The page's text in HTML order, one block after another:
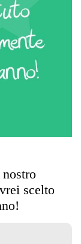
scelto